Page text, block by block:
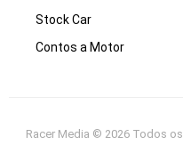
Stock Car
Contos a Motor
Racer Media © 2026 Todos os